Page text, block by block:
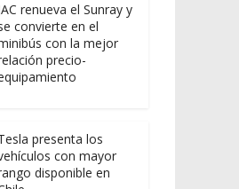
renueva el Sunray y
convierte en el
con la mejor
precio-
presenta los
con mayor
disponible en